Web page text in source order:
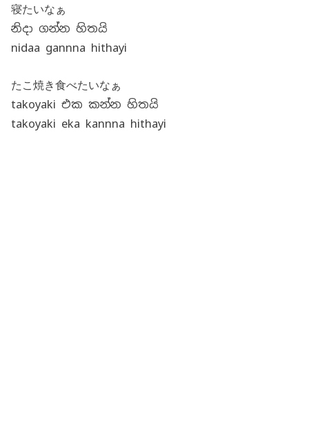
寝たいなぁ
නිදා ගන්න හිතයි
nidaa gannna hithayi
たこ焼き食べたいなぁ
takoyaki එක කන්න හිතයි
takoyaki eka kannna hithayi